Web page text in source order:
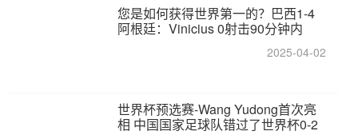
您是如何获得世界第一的？巴西1-4
阿根廷：Vinicius 0射击90分钟内
2025-04-02
世界杯预选赛-Wang Yudong首次亮
相 中国国家足球队错过了世界杯0-2